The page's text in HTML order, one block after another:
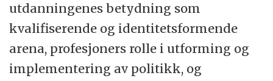
utdanningenes betydning som
kvalifiserende og identitetsformende
arena, profesjoners rolle i utforming og
implementering av politikk, og